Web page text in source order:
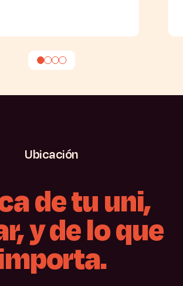
Ubicación
detuuni,
ydeloque